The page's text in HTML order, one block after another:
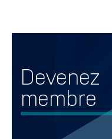
Devenez
membre